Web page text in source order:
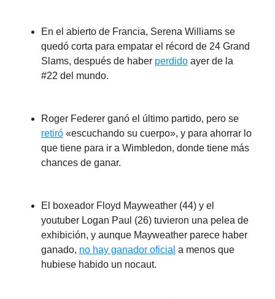
En el abierto de Francia, Serena Williams se
quedó corta para empatar el récord de 24 Grand
Slams, después de haber perdido ayer de la
#22 del mundo.
Roger Federer ganó el último partido, pero se
retiró «escuchando su cuerpo», y para ahorrar lo
que tiene para ir a Wimbledon, donde tiene más
chances de ganar.
El boxeador Floyd Mayweather (44) y el
youtuber Logan Paul (26) tuvieron una pelea de
exhibición, y aunque Mayweather parece haber
ganado, no hay ganador oficial a menos que
hubiese habido un nocaut.